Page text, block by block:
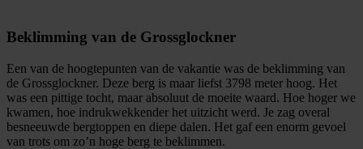
Beklimming van de Grossglockner
Een van de hoogtepunten van de vakantie was de beklimming van
de Grossglockner. Deze berg is maar liefst 3798 meter hoog. Het
was een pittige tocht, maar absoluut de moeite waard. Hoe hoger we
kwamen, hoe indrukwekkender het uitzicht werd. Je zag overal
besneeuwde bergtoppen en diepe dalen. Het gaf een enorm gevoel
van trots om zo’n hoge berg te beklimmen.